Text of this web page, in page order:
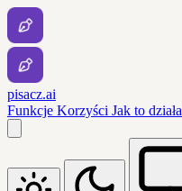
pisacz.ai
Funkcje Korzyści Jak to działa